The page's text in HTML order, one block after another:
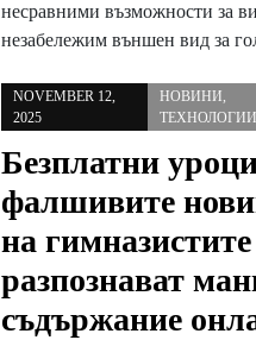
несравними възможности за
незабележим външен вид за
NOVEMBER 12,
2025
НОВИНИ,
ТЕХНОЛОГИИ
Безплатни
фалшивите
на
разпознават
съдържание